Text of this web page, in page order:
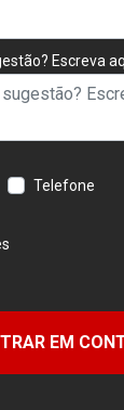
Escreva
Telefone
EM